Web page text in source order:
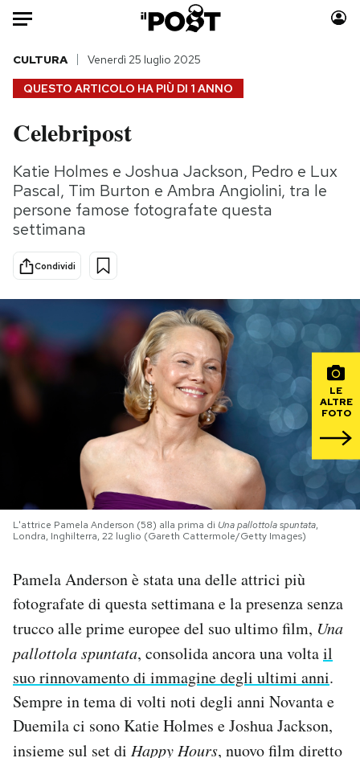
Auto
HOME
Italia
Politica
Tecnologia
Internet
Scienza
Cultura
Economia
Consumismi
Storie/Idee
Altrecose
Mondiali calcio 2026
NEWSLETTER
I MIEI PREFERITI
CALENDARIO
AREA PERSONALE
Newsletter
Notifiche mobile
Regala il Post
QUESTO ARTICOLO HA PIÙ DI 1 ANNO
CULTURA Venerdì 25 luglio 2025
Celebripost
Katie Holmes e Joshua Jackson, Pedro e Lux
Pascal, Tim Burton e Ambra Angiolini, tra le
persone famose fotografate questa
settimana
Condividi
LE
ALTRE
FOTO
L'attrice Pamela Anderson (58) alla prima di Una pallottola spuntata,
Londra, Inghilterra, 22 luglio (Gareth Cattermole/Getty Images)
Pamela Anderson è stata una delle attrici più
fotografate di questa settimana e la presenza senza
trucco alle prime europee del suo ultimo film, Una
pallottola spuntata, consolida ancora una voltail
suo rinnovamento di immagine degli ultimi anni.
Sempre in tema di volti noti degli anni Novanta e
Duemila ci sono Katie Holmes e Joshua Jackson,
insieme sul set di Happy Hours, nuovo film diretto